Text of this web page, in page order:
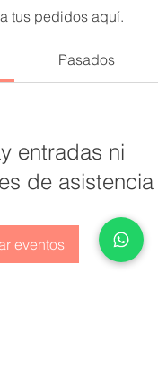
tus pedidos aquí.
Pasados
entradas ni
de asistencia
eventos